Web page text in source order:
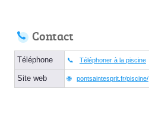
Contact
Téléphone Téléphoner à la piscine
Site web pontsaintesprit.fr/piscine/